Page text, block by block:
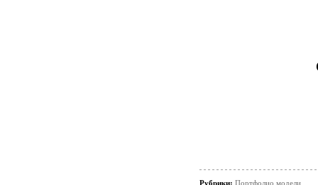
Рубрики: Портфолио модели